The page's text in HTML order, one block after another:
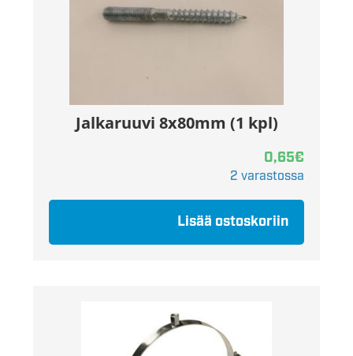
Jalkaruuvi 8x80mm (1 kpl)
0,65€
2 varastossa
Lisää ostoskoriin